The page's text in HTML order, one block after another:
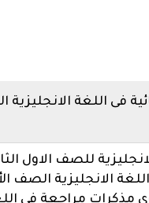
فى اللغة الانجليزية
للصف الاول
مذكرات مراجعة فى